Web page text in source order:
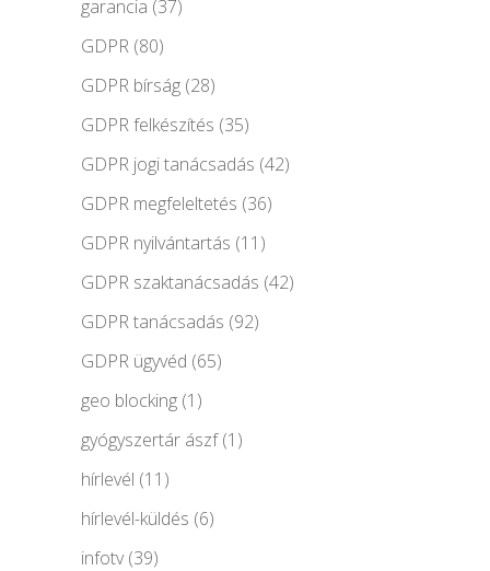
garancia (37)
GDPR (80)
GDPR bírság (28)
GDPR felkészítés (35)
GDPR jogi tanácsadás (42)
GDPR megfeleltetés (36)
GDPR nyilvántartás (11)
GDPR szaktanácsadás (42)
GDPR tanácsadás (92)
GDPR ügyvéd (65)
geo blocking (1)
gyógyszertár ászf(1)
hírlevél (11)
hírlevél-küldés (6)
infotv(39)